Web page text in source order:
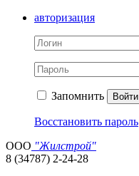
авторизация
Запомнить Войти
Восстановить пароль
ООО "Жилстрой"
8 (34787) 2-24-28